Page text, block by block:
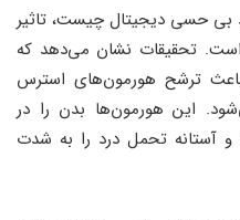
بی حسی دیجیتال چیست، تاثیر
تحقیقات نشان می‌دهد که
ترشح هورمون‌های استرس
این هورمون‌ها بدن را در
آستانه تحمل درد را به شدت